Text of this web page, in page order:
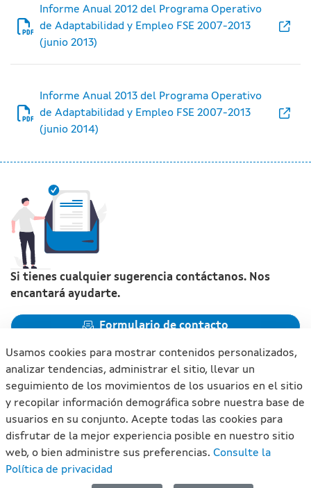
Informe Anual 2012 del Programa Operativo
de Adaptabilidad y Empleo FSE 2007-2013
(junio 2013)
Informe Anual 2013 del Programa Operativo
de Adaptabilidad y Empleo FSE 2007-2013
(junio 2014)
Si tienes cualquier sugerencia contáctanos. Nos
encantará ayudarte.
Formulario de contacto
Xunta de Galicia. Información mantenida y publicada en
internet por la Xunta de Galicia
Atención a la ciudadanía
Accesibilidad
Usamos cookies para mostrar contenidos personalizados,
analizar tendencias, administrar el sitio, llevar un
seguimiento de los movimientos de los usuarios en el sitio
y recopilar información demográfica sobre nuestra base de
usuarios en su conjunto. Acepte todas las cookies para
disfrutar de la mejor experiencia posible en nuestro sitio
web, o bien administre sus preferencias. Consulte la
Política de privacidad